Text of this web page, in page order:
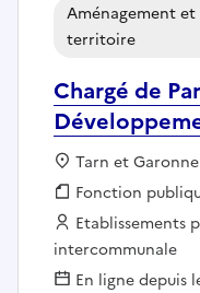
Chargé de
Aménagement
territoire
Localisation :
Tarn et Garonne
Fonction
Fonction
Employeur :
Etablissements
intercommunale
En ligne depuis